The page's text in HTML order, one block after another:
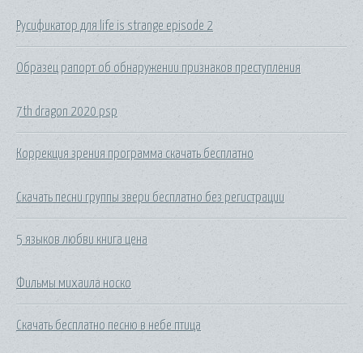
Русификатор для life is strange episode 2
Образец рапорт об обнаружении признаков преступления
7th dragon 2020 psp
Коррекция зрения программа скачать бесплатно
Скачать песни группы звери бесплатно без регистрации
5 языков любви книга цена
Фильмы михаила носко
Скачать бесплатно песню в небе птица